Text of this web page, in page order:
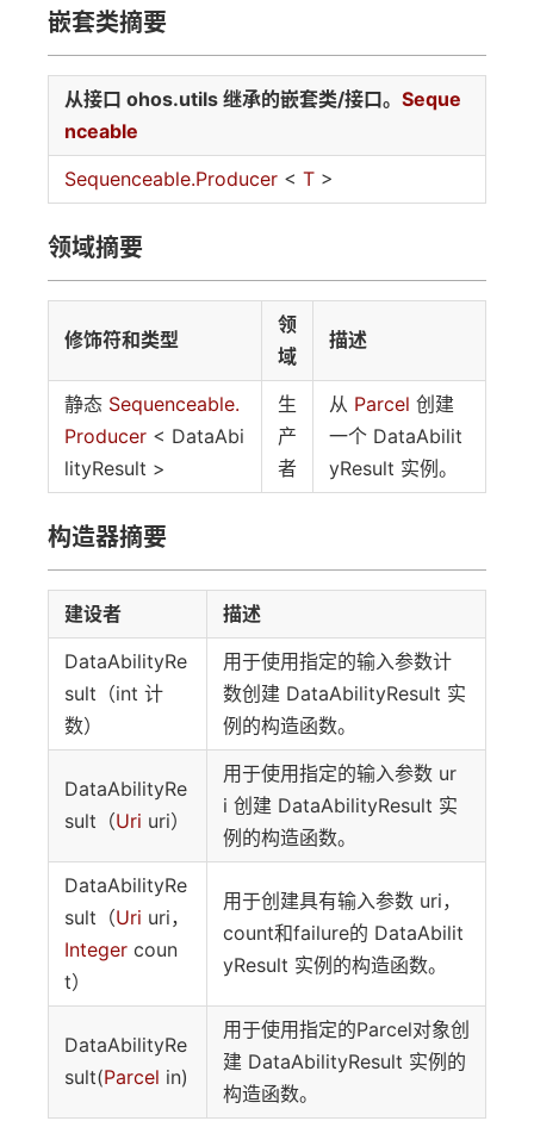
嵌套类摘要
从接口 ohos.utils 继承的嵌套类/接口。 Seque
nceable
Sequenceable.Producer < T >
领域摘要
修饰符和类型
领
域
描述
静态 Sequenceable.
Producer < DataAbi
lityResult >
生
产
者
从 Parcel 创建
一个 DataAbilit
yResult 实例。
构造器摘要
建设者
描述
DataAbilityRe
sult（int 计
数）
用于使用指定的输入参数计
数创建 DataAbilityResult 实
例的构造函数。
DataAbilityRe
sult（Uri uri）
用于使用指定的输入参数 ur
i 创建 DataAbilityResult 实
例的构造函数。
DataAbilityRe
sult（Uri uri，
Integer coun
t）
用于创建具有输入参数 uri，
count和failure的 DataAbilit
yResult 实例的构造函数。
DataAbilityRe
sult(Parcel in)
用于使用指定的Parcel对象创
建 DataAbilityResult 实例的
构造函数。